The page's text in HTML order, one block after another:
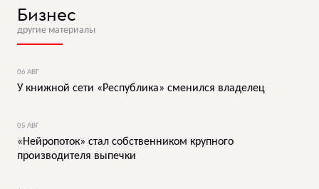
Бизнес
другие материалы
06 АВГ
У книжной сети «Республика» сменился владелец
05 АВГ
«Нейропоток» стал собственником крупного
производителя выпечки